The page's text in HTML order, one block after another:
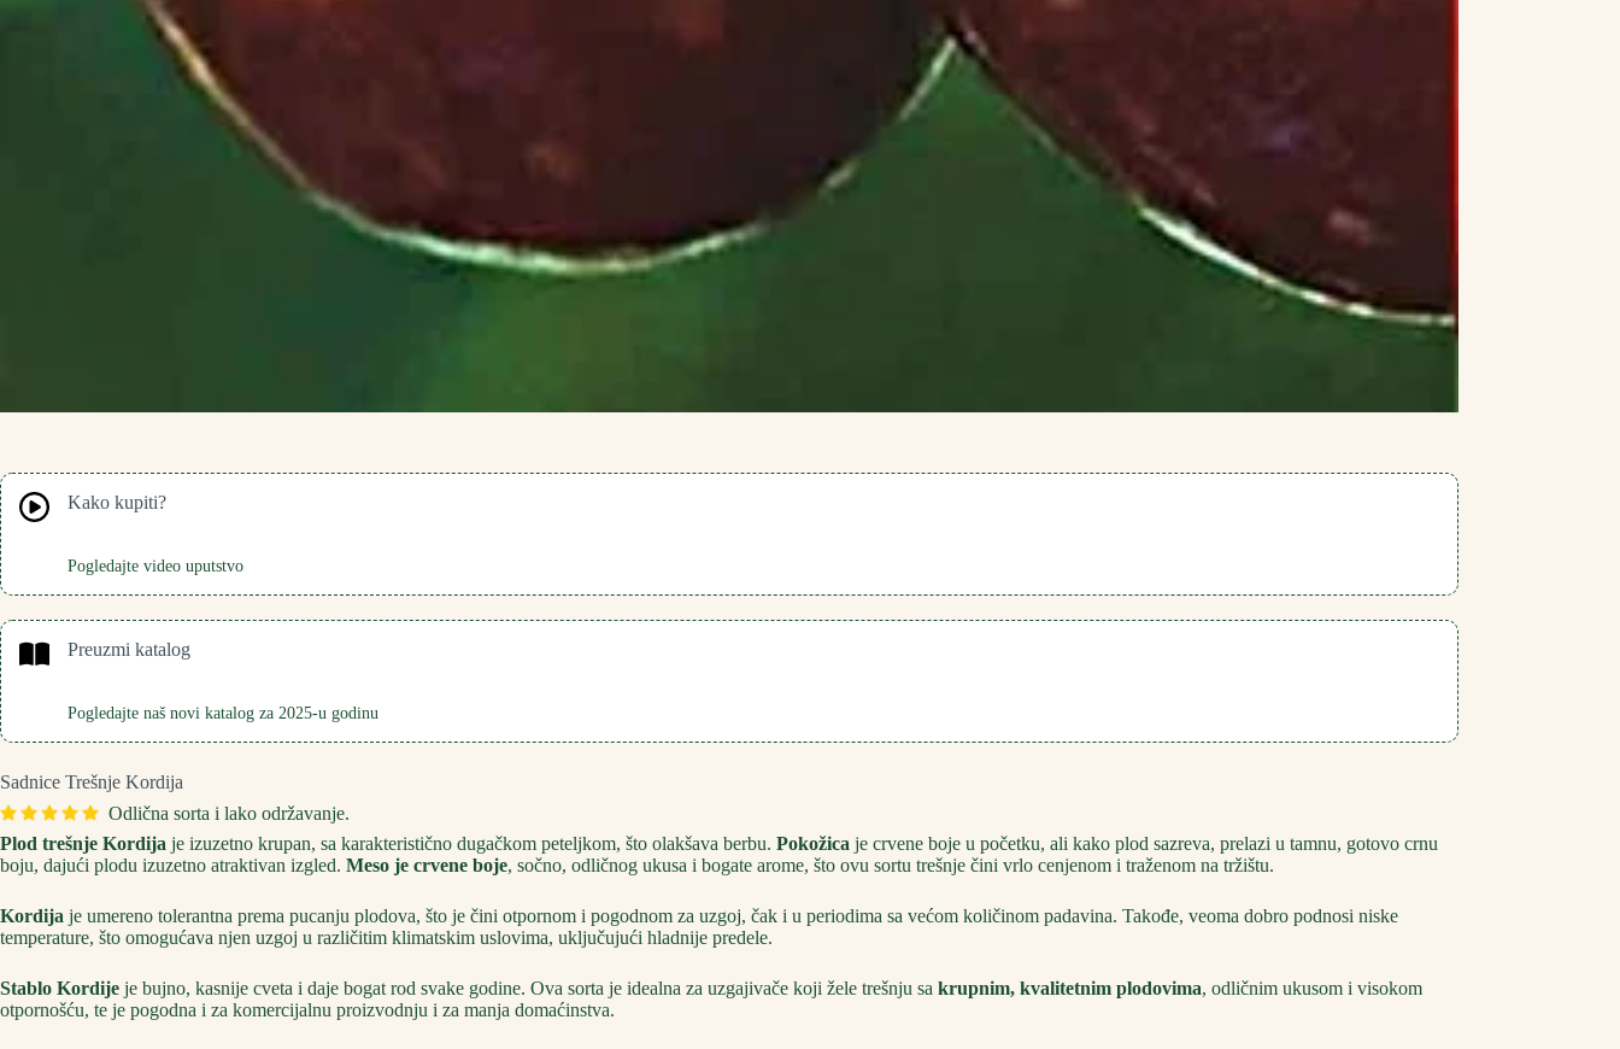
Kako kupiti?
Pogledajte video uputstvo
Preuzmi katalog
Pogledajte naš novi katalog za 2025-u godinu
Sadnice Trešnje Kordija
Odlična sorta i lako održavanje.
Plod trešnje Kordija je izuzetno krupan, sa karakteristično dugačkom peteljkom, što olakšava berbu. Pokožica je crvene boje u početku, ali kako plod sazreva, prelazi u tamnu, gotovo crnu
boju, dajući plodu izuzetno atraktivan izgled. Meso je crvene boje, sočno, odličnog ukusa i bogate arome, što ovu sortu trešnje čini vrlo cenjenom i traženom na tržištu.
Kordija je umereno tolerantna prema pucanju plodova, što je čini otpornom i pogodnom za uzgoj, čak i u periodima sa većom količinom padavina. Takođe, veoma dobro podnosi niske
temperature, što omogućava njen uzgoj u različitim klimatskim uslovima, uključujući hladnije predele.
Stablo Kordije je bujno, kasnije cveta i daje bogat rod svake godine. Ova sorta je idealna za uzgajivače koji žele trešnju sa krupnim, kvalitetnim plodovima, odličnim ukusom i visokom
otpornošću, te je pogodna i za komercijalnu proizvodnju i za manja domaćinstva.